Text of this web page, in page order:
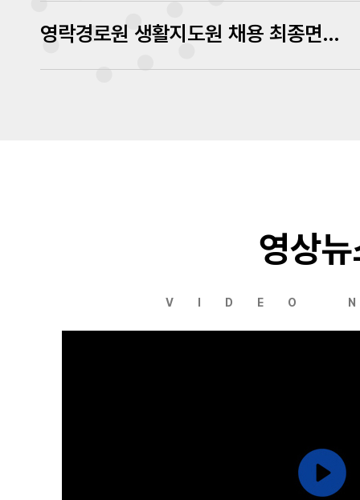
영락경로원 생활지도원 채용 최종면접 심사결과 발표
영상
VIDEO